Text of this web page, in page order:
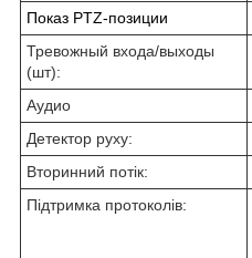
Показ PTZ-позиции
Тревожный входа/выходы
(шт):
Аудио
Детектор руху:
Вторинний потік:
Підтримка протоколів: